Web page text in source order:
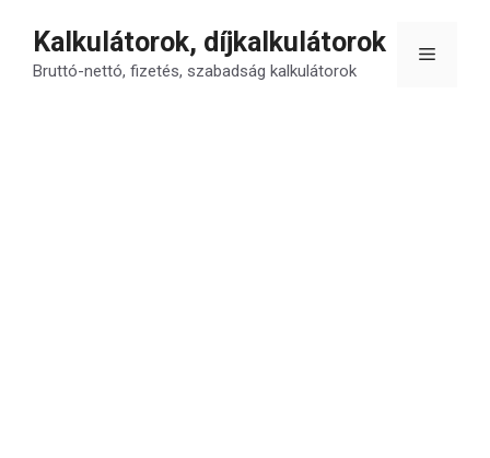
tartalomba
Kalkulátorok, díjkalkulátorok
Bruttó-nettó, fizetés, szabadság kalkulátorok
Menü